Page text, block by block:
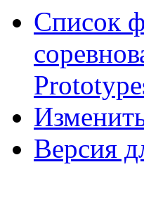
Список
Версия